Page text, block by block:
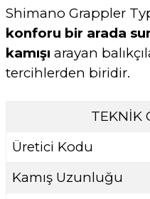
Shimano Grappler
konforu bir arada
kamışı arayan
tercihlerden biridir.
TEKNİK
Üretici Kodu
Kamış Uzunluğu